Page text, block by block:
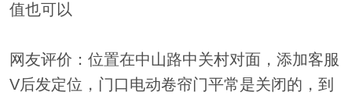
值也可以
网友评价：位置在中山路中关村对面，添加客服
V后发定位，门口电动卷帘门平常是关闭的，到